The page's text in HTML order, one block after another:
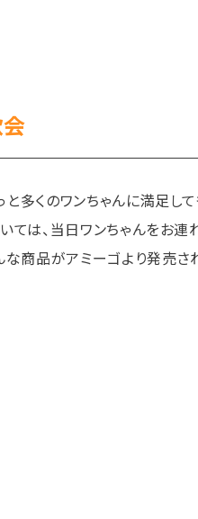
と多くのワンちゃんに満足
は、当日ワンちゃんをお
商品がアミーゴより発売さ